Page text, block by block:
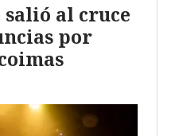
al cruce
por